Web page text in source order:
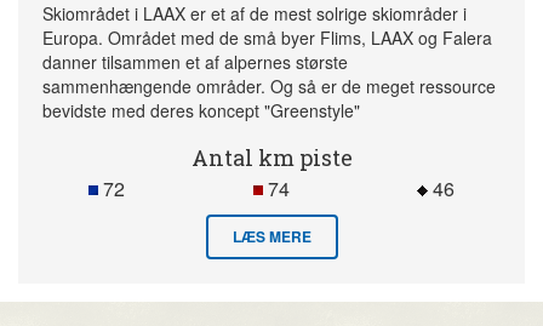
Skiområdet i LAAX er et af de mest solrige skiområder i
Europa. Området med de små byer Flims, LAAX og Falera
danner tilsammen et af alpernes største
sammenhængende områder. Og så er de meget ressource
bevidste med deres koncept "Greenstyle"
Antal km piste
72 74 46
LÆS MERE